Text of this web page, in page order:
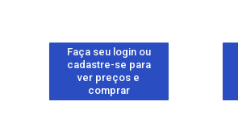
Faça seu login ou
cadastre-se para
ver preços e
comprar